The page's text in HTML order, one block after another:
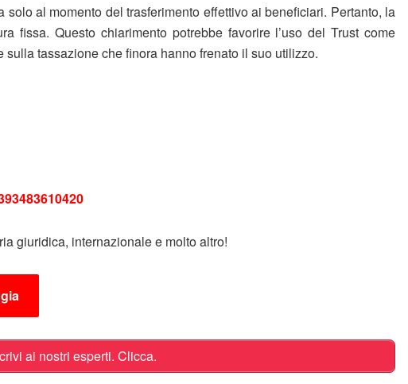
al momento del trasferimento effettivo ai beneficiari. Pertanto, la
fissa. Questo chiarimento potrebbe favorire l’uso del Trust come
tassazione che finora hanno frenato il suo utilizzo.
giuridica, internazionale e molto altro!
ai nostri esperti. Clicca.